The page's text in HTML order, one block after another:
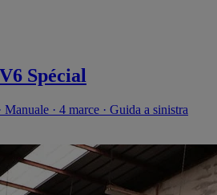
Spécial
· 4 marce · Guida a sinistra